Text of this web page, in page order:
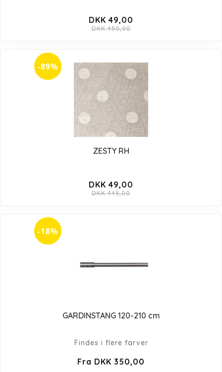
DKK 49,00
DKK 450,00
-89%
ZESTY RH
DKK 49,00
DKK 449,00
-18%
GARDINSTANG 120-210 cm
Findes i flere farver
Fra DKK 350,00